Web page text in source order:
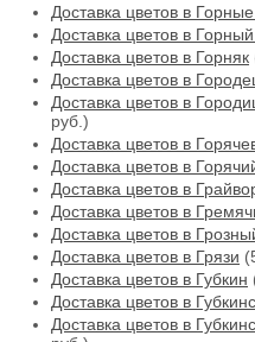
Доставка цветов в
Доставка цветов в
Доставка цветов в Горняк
Доставка цветов в
Доставка цветов в
руб.)
Доставка цветов в
Доставка цветов в
Доставка цветов в
Доставка цветов в
Доставка цветов в
Доставка цветов в Грязи
Доставка цветов в Губкин
Доставка цветов в
Доставка цветов в